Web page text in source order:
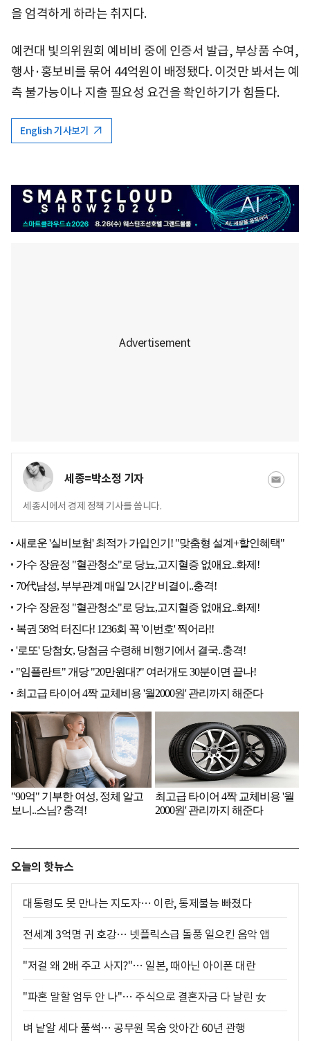
을 엄격하게 하라는 취지다.
예컨대 빛의위원회 예비비 중에 인증서 발급, 부상품 수여,
행사·홍보비를 묶어 44억원이 배정됐다. 이것만 봐서는 예
측 불가능이나 지출 필요성 요건을 확인하기가 힘들다.
English 기사보기
세종=박소정 기자
세종시에서 경제 정책 기사를 씁니다.
오늘의 핫뉴스
대통령도 못 만나는 지도자… 이란, 통제불능 빠졌다
전세계 3억명 귀 호강… 넷플릭스급 돌풍 일으킨 음악 앱
"저걸 왜 2배 주고 사지?"… 일본, 때아닌 아이폰 대란
"파혼 말할 엄두 안 나"… 주식으로 결혼자금 다 날린 女
벼 낱알 세다 풀썩… 공무원 목숨 앗아간 60년 관행